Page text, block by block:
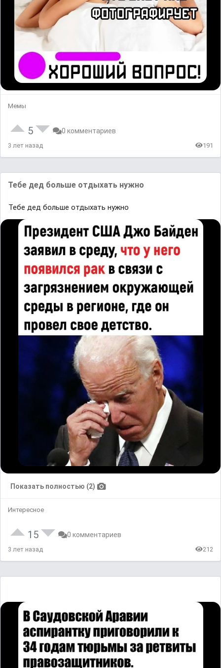
Мемы
5 0 комментариев
3 лет назад 191
Тебе дед больше отдыхать нужно
Тебе дед больше отдыхать нужно
Показать полностью (2)
Интересное
15 0 комментариев
3 лет назад 212